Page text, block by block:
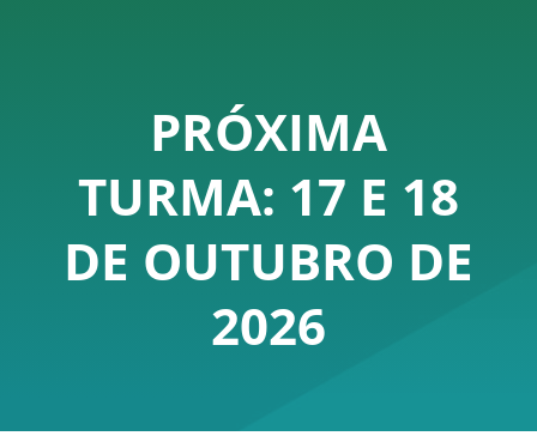
PRÓXIMA
TURMA: 17 E 18
DE OUTUBRO DE
2026